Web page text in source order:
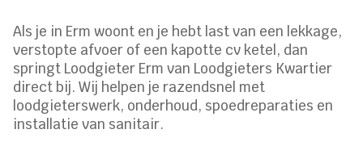
Als je in Erm woont en je hebt last van een lekkage,
verstopte afvoer of een kapotte cv ketel, dan
springt Loodgieter Erm van Loodgieters Kwartier
direct bij. Wij helpen je razendsnel met
loodgieterswerk, onderhoud, spoedreparaties en
installatie van sanitair.